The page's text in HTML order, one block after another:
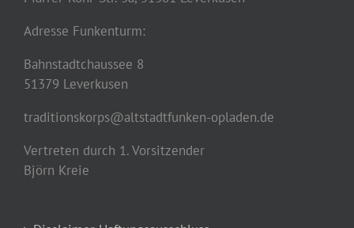
Adresse Funkenturm:
Bahnstadtchaussee 8
51379 Leverkusen
traditionskorps@altstadtfunken-opladen.de
Vertreten durch 1. Vorsitzender
Björn Kreie